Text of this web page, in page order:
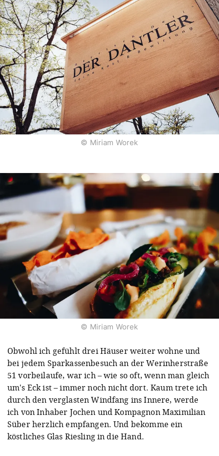
© Miriam Worek
© Miriam Worek
Obwohl ich gefühlt drei Häuser weiter wohne und
bei jedem Sparkassenbesuch an der Werinherstraße
51 vorbeilaufe, war ich – wie so oft, wenn man gleich
um's Eck ist – immer noch nicht dort. Kaum trete ich
durch den verglasten Windfang ins Innere, werde
ich von Inhaber Jochen und Kompagnon Maximilian
Süber herzlich empfangen. Und bekomme ein
köstliches Glas Riesling in die Hand.